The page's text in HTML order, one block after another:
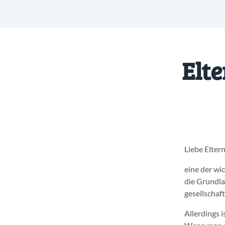
Liebe
eine der
die
Allerdings